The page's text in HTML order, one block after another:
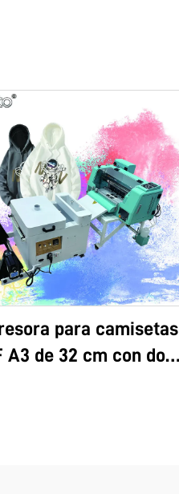
para camisetas
A3 de 32 cm con dos